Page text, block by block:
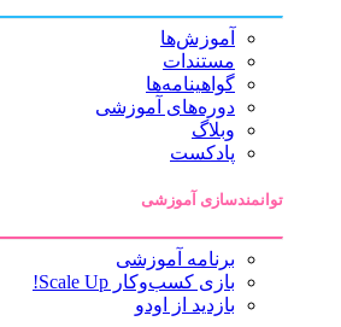
آموزش‌ها
مستندات
گواهینامه‌ها
دوره‌های آموزشی
وبلاگ
پادکست
توانمندسازی آموزشی
برنامه آموزشی
بازی کسب‌وکار Scale Up!
بازدید از اودو